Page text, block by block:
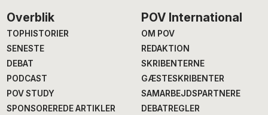
Footer
Overblik
TOPHISTORIER
SENESTE
DEBAT
PODCAST
POV STUDY
SPONSOREREDE ARTIKLER
POV International
OM POV
REDAKTION
SKRIBENTERNE
GÆSTESKRIBENTER
SAMARBEJDSPARTNERE
DEBATREGLER